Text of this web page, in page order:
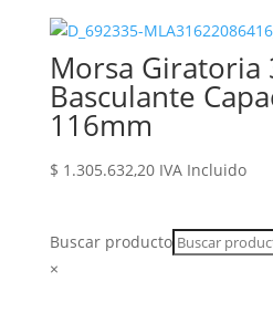
Morsa Giratoria
Basculante
116mm
$ 1.305.632,20 IVA Incluido
Buscar producto
×